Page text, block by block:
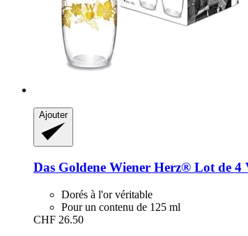
Ajouter
Das Goldene Wiener Herz® Lot de 4
Dorés à l'or véritable
Pour un contenu de 125 ml
CHF 26.50